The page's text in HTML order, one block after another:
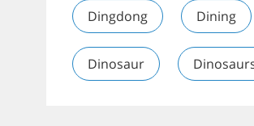
Dingdong Dining
Dinosaur